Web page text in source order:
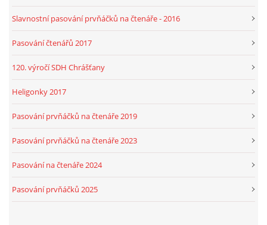
Nahoru ↑
Slavnostní pasování prvňáčků na čtenáře - 2016
Pasování čtenářů 2017
120. výročí SDH Chrášťany
Heligonky 2017
Pasování prvňáčků na čtenáře 2019
Pasování prvňáčků na čtenáře 2023
Pasování na čtenáře 2024
Pasování prvňáčků 2025